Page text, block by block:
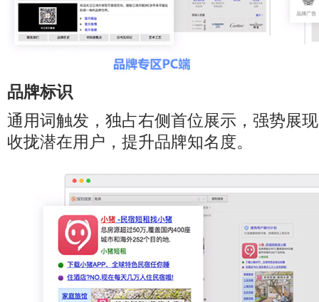
品牌标识
通用词触发，独占右侧首位展示，强势展
收拢潜在用户，提升品牌知名度。